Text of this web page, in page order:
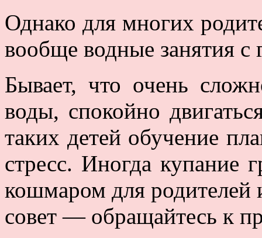
Однако для многих
вообще водные занятия
Бывает, что очень
воды, спокойно
таких детей обучение
стресс. Иногда купание
кошмаром для
совет — обращайтесь к